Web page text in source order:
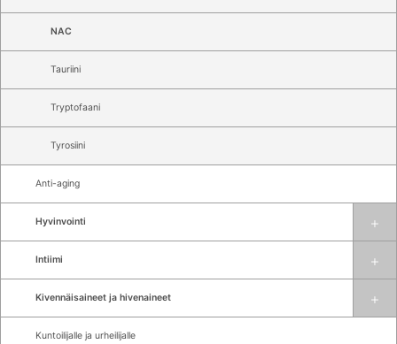
NAC
Tauriini
Tryptofaani
Tyrosiini
Anti-aging
Hyvinvointi
Intiimi
Kivennäisaineet ja hivenaineet
Kuntoilijalle ja urheilijalle